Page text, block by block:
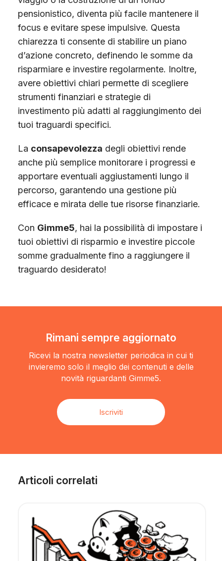
pensionistico, diventa più facile mantenere il
focus e evitare spese impulsive. Questa
chiarezza ti consente di stabilire un piano
d’azione concreto, definendo le somme da
risparmiare e investire regolarmente. Inoltre,
avere obiettivi chiari permette di scegliere
strumenti finanziari e strategie di
investimento più adatti al raggiungimento dei
tuoi traguardi specifici.
La consapevolezza degli obiettivi rende
anche più semplice monitorare i progressi e
apportare eventuali aggiustamenti lungo il
percorso, garantendo una gestione più
efficace e mirata delle tue risorse finanziarie.
Con Gimme5, hai la possibilità di impostare i
tuoi obiettivi di risparmio e investire piccole
somme gradualmente fino a raggiungere il
traguardo desiderato!
Rimani sempre aggiornato
Ricevi la nostra newsletter periodica in cui ti
invieremo solo il meglio dei contenuti e delle
novità riguardanti Gimme5.
Iscriviti
Articoli correlati